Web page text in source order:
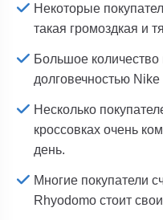
Некоторые
такая громоздкая и
Большое
долговечностью
Несколько
кроссовках очень
день.
Многие покупатели
Rhyodomo стоит